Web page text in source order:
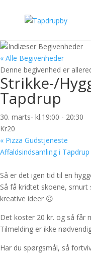
« Alle Begivenheder
Denne begivenhed er
Strikke-/
Tapdrup
30. marts- kl.19:00 - 20:30
Kr20
« Pizza Gudstjeneste
Affaldsindsamling i Tapdrup
Så er det igen tid til en
Så få kridtet skoene,
kreative ideer 🙃
Det koster 20 kr. og så får
Tilmelding er ikke
Har du spørgsmål, så